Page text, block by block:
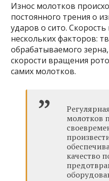
Износ молотков
постоянного трения о
ударов о сито. Скорость
нескольких факторов:
обрабатываемого
скорости вращения
самих молотков.
молотков
качество